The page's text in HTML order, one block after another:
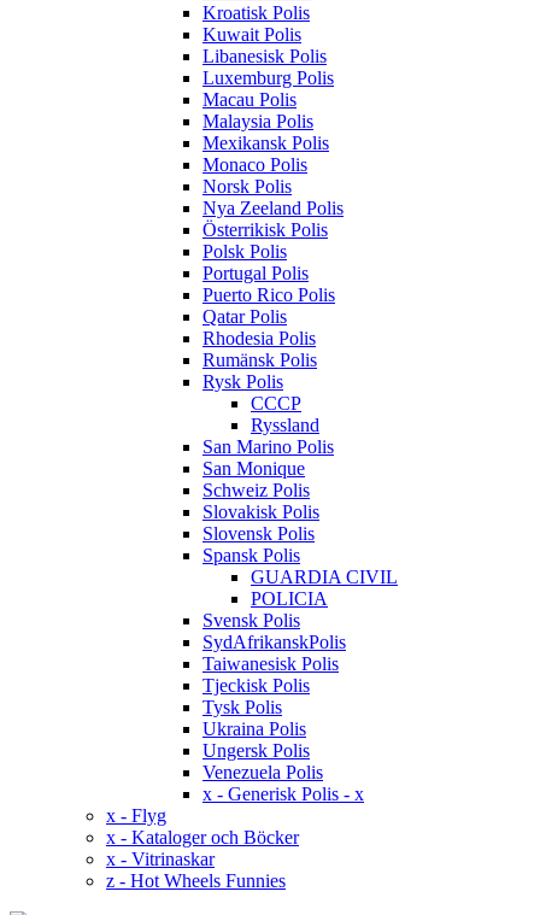
Kroatisk Polis
Kuwait Polis
Libanesisk Polis
Luxemburg Polis
Macau Polis
Malaysia Polis
Mexikansk Polis
Monaco Polis
Norsk Polis
Nya Zeeland Polis
Österrikisk Polis
Polsk Polis
Portugal Polis
Puerto Rico Polis
Qatar Polis
Rhodesia Polis
Rumänsk Polis
Rysk Polis
CCCP
Ryssland
San Marino Polis
San Monique
Schweiz Polis
Slovakisk Polis
Slovensk Polis
Spansk Polis
GUARDIA CIVIL
POLICIA
Svensk Polis
SydAfrikanskPolis
Taiwanesisk Polis
Tjeckisk Polis
Tysk Polis
Ukraina Polis
Ungersk Polis
Venezuela Polis
x - Generisk Polis - x
x - Flyg
x - Kataloger och Böcker
x - Vitrinaskar
z - Hot Wheels Funnies